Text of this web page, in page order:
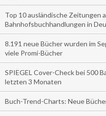
Top 10 ausländische Zeitungen
Bahnhofsbuchhandlungen in
8.191 neue Bücher wurden im
viele Promi-Bücher
SPIEGEL Cover-Check bei 500
letzten 3 Monaten
Buch-Trend-Charts: Neue